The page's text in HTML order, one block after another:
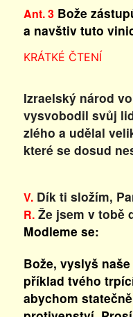
Ant. 3Bože
a navštiv tuto
KRÁTKÉ ČTENÍ
Izraelský národ
vysvobodil svůj
zlého a udělal
které se dosud
V.Dík ti složím,
R.Že jsem v tobě
Modleme se:
Bože, vyslyš
příklad tvého
abychom